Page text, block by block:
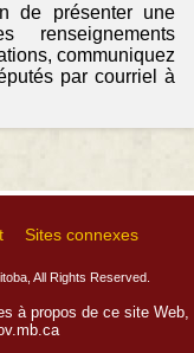
de présenter une
communiquez
par courriel à
Sites connexes
All Rights Reserved.
à propos de ce site Web,